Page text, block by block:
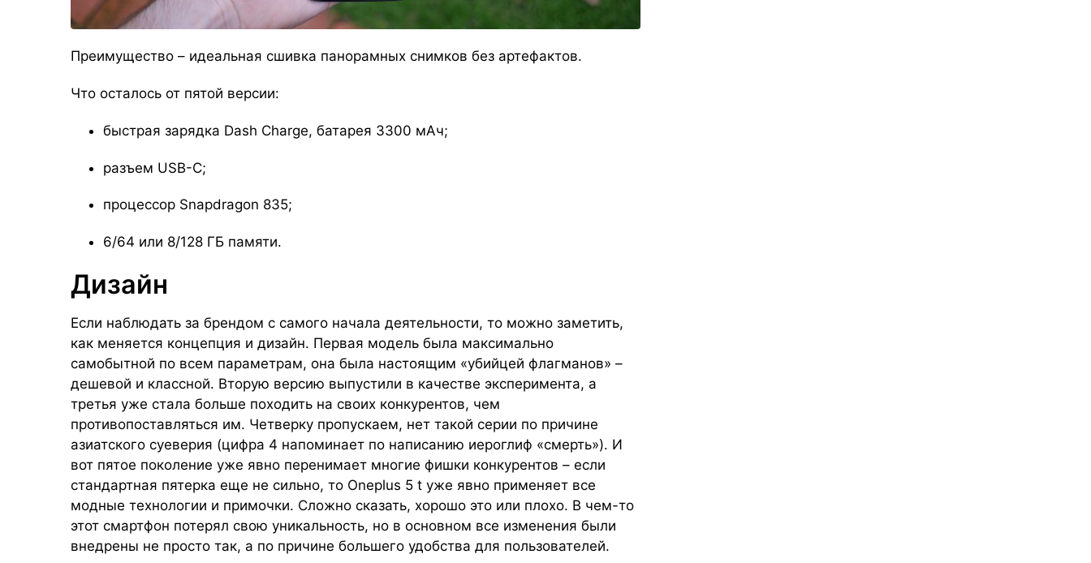
Преимущество – идеальная сшивка панорамных снимков без артефактов.
Что осталось от пятой версии:
быстрая зарядка Dash Charge, батарея 3300 мАч;
разъем USB-C;
процессор Snapdragon 835;
6/64 или 8/128 ГБ памяти.
Дизайн
Если наблюдать за брендом с самого начала деятельности, то можно заметить,
как меняется концепция и дизайн. Первая модель была максимально
самобытной по всем параметрам, она была настоящим «убийцей флагманов» –
дешевой и классной. Вторую версию выпустили в качестве эксперимента, а
третья уже стала больше походить на своих конкурентов, чем
противопоставляться им. Четверку пропускаем, нет такой серии по причине
азиатского суеверия (цифра 4 напоминает по написанию иероглиф «смерть»). И
вот пятое поколение уже явно перенимает многие фишки конкурентов – если
стандартная пятерка еще не сильно, то Oneplus 5 t уже явно применяет все
модные технологии и примочки. Сложно сказать, хорошо это или плохо. В чем-то
этот смартфон потерял свою уникальность, но в основном все изменения были
внедрены не просто так, а по причине большего удобства для пользователей.